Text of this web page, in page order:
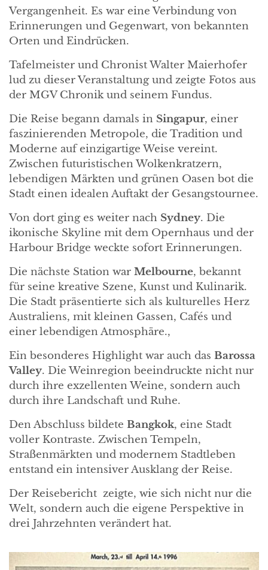
Vergangenheit. Es war eine Verbindung von
Erinnerungen und Gegenwart, von bekannten
Orten und Eindrücken.
Tafelmeister und Chronist Walter Maierhofer
lud zu dieser Veranstaltung und zeigte Fotos aus
der MGV Chronik und seinem Fundus.
Die Reise begann damals in Singapur, einer
faszinierenden Metropole, die Tradition und
Moderne auf einzigartige Weise vereint.
Zwischen futuristischen Wolkenkratzern,
lebendigen Märkten und grünen Oasen bot die
Stadt einen idealen Auftakt der Gesangstournee.
Von dort ging es weiter nach Sydney. Die
ikonische Skyline mit dem Opernhaus und der
Harbour Bridge weckte sofort Erinnerungen.
Die nächste Station war Melbourne, bekannt
für seine kreative Szene, Kunst und Kulinarik.
Die Stadt präsentierte sich als kulturelles Herz
Australiens, mit kleinen Gassen, Cafés und
einer lebendigen Atmosphäre.,
Ein besonderes Highlight war auch das Barossa
Valley. Die Weinregion beeindruckte nicht nur
durch ihre exzellenten Weine, sondern auch
durch ihre Landschaft und Ruhe.
Den Abschluss bildete Bangkok, eine Stadt
voller Kontraste. Zwischen Tempeln,
Straßenmärkten und modernem Stadtleben
entstand ein intensiver Ausklang der Reise.
Der Reisebericht zeigte, wie sich nicht nur die
Welt, sondern auch die eigene Perspektive in
drei Jahrzehnten verändert hat.